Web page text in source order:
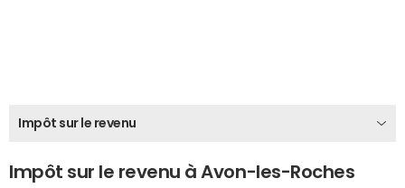
Impôt sur le revenu
Impôt sur le revenu à Avon-les-Roches